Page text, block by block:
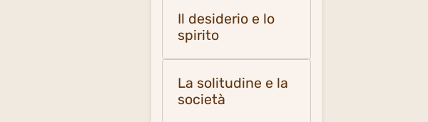
Il desiderio e lo
spirito
La solitudine e la
società